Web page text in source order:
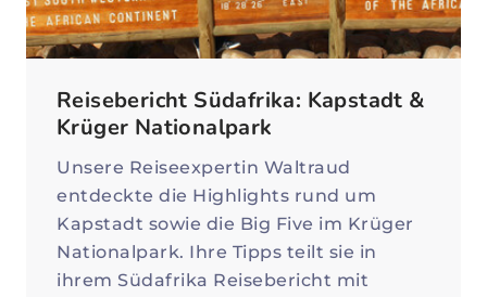
Reisebericht Südafrika: Kapstadt &
Krüger Nationalpark
Unsere Reiseexpertin Waltraud
entdeckte die Highlights rund um
Kapstadt sowie die Big Five im Krüger
Nationalpark. Ihre Tipps teilt sie in
ihrem Südafrika Reisebericht mit